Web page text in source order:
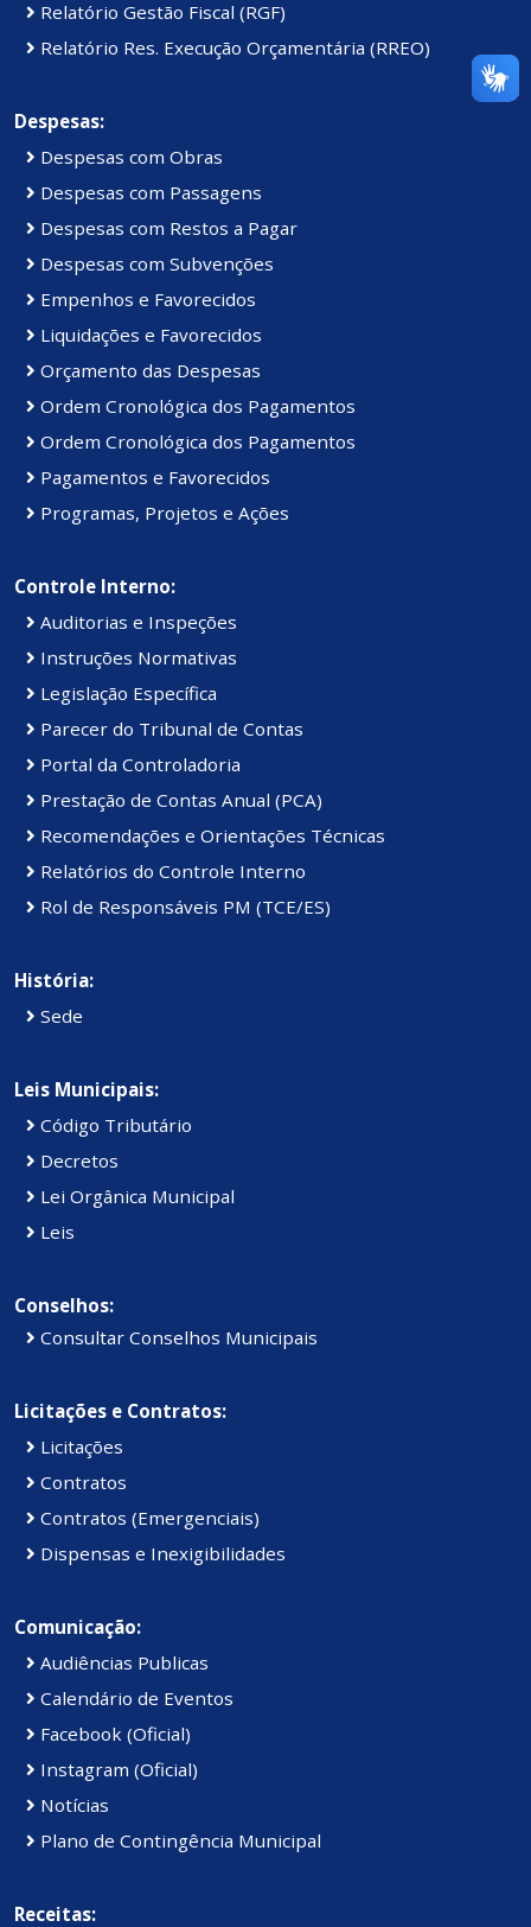
Relatório Gestão Fiscal (RGF)
Relatório Res. Execução Orçamentária (RREO)
Despesas:
Despesas com Obras
Despesas com Passagens
Despesas com Restos a Pagar
Despesas com Subvenções
Empenhos e Favorecidos
Liquidações e Favorecidos
Orçamento das Despesas
Ordem Cronológica dos Pagamentos
Ordem Cronológica dos Pagamentos
Pagamentos e Favorecidos
Programas, Projetos e Ações
Controle Interno:
Auditorias e Inspeções
Instruções Normativas
Legislação Específica
Parecer do Tribunal de Contas
Portal da Controladoria
Prestação de Contas Anual (PCA)
Recomendações e Orientações Técnicas
Relatórios do Controle Interno
Rol de Responsáveis PM (TCE/ES)
História:
Sede
Leis Municipais:
Código Tributário
Decretos
Lei Orgânica Municipal
Leis
Conselhos:
Consultar Conselhos Municipais
Licitações e Contratos:
Licitações
Contratos
Contratos (Emergenciais)
Dispensas e Inexigibilidades
Comunicação:
Audiências Publicas
Calendário de Eventos
Facebook (Oficial)
Instagram (Oficial)
Notícias
Plano de Contingência Municipal
Receitas: